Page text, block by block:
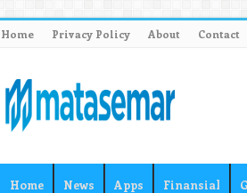
Home Privacy Policy About Contact
Home News Apps Finansial